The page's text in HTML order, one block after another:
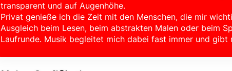
transparent und auf Augenhöhe.
Privat genieße ich die Zeit mit den Menschen, die mir
Ausgleich beim Lesen, beim abstrakten Malen oder beim
Laufrunde. Musik begleitet mich dabei fast immer und gibt